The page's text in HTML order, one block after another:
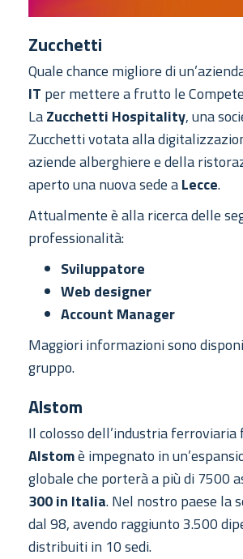
Zucchetti
Quale chance migliore di
IT per mettere a frutto le
LaZucchetti Hospitality, una
Zucchetti votata alla
aziende alberghiere e della
aperto una nuova sede aLecce.
Attualmente è alla ricerca delle
professionalità:
Sviluppatore
Web designer
Account Manager
Maggiori informazioni sono
gruppo.
Alstom
Il colosso dell’industria ferroviaria
Alstomè impegnato in
globale che porterà a più di 7500
300 in Italia. Nel nostro paese la
dal 98, avendo raggiunto 3.500
distribuiti in 10 sedi.